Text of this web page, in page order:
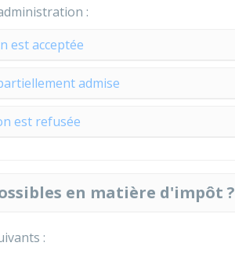
:
est acceptée
admise
est refusée
en matière d'impôt ?
: